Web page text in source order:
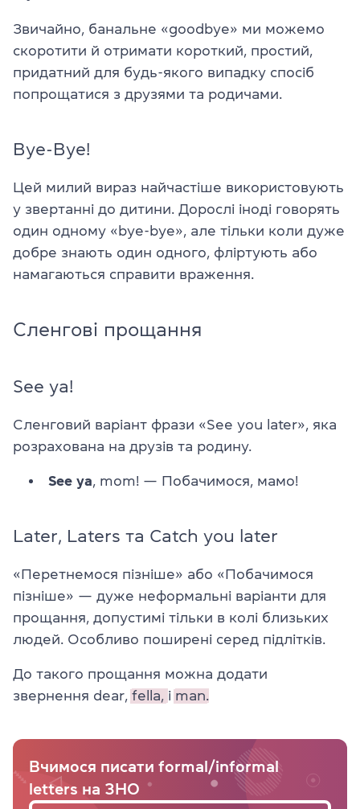
Звичайно, банальне «goodbye» ми можемо
скоротити й отримати короткий, простий,
придатний для будь-якого випадку спосіб
попрощатися з друзями та родичами.
Bye-Bye!
Цей милий вираз найчастіше використовують
у звертанні до дитини. Дорослі іноді говорять
один одному «bye-bye», але тільки коли дуже
добре знають один одного, фліртують або
намагаються справити враження.
Сленгові прощання
See ya!
Сленговий варіант фрази «See you later», яка
розрахована на друзів та родину.
See ya, mom! — Побачимося, мамо!
Later, Laters та Catch you later
«Перетнемося пізніше» або «Побачимося
пізніше» — дуже неформальні варіанти для
прощання, допустимі тільки в колі близьких
людей. Особливо поширені серед підлітків.
До такого прощання можна додати
звернення dear, fella, і man.
Вчимося писати formal/informal
letters на ЗНО